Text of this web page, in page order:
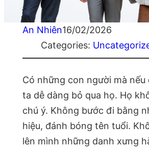
An Nhiên16/02/2026
Categories:
Có những con người mà nếu
ta dễ dàng bỏ qua họ. Họ
chú ý. Không bước đi bằng
hiệu, đánh bóng tên tuổi.
lên mình những danh xưng